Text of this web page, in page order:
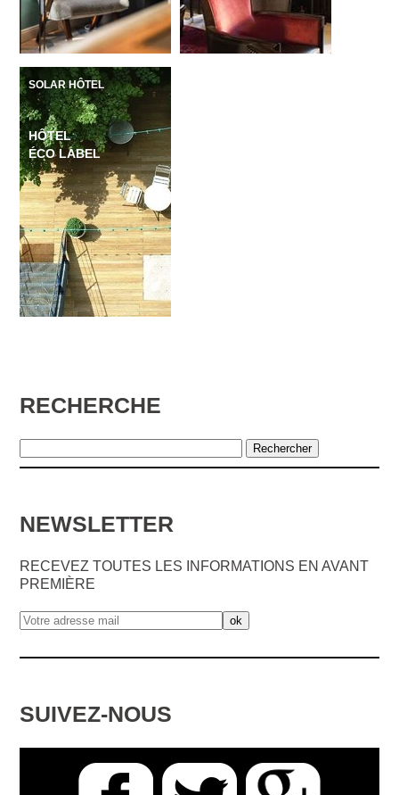
SOLAR HÔTEL
HÔTEL
ÉCO LABEL
RECHERCHE
NEWSLETTER
RECEVEZ TOUTES LES INFORMATIONS EN AVANT
PREMIÈRE
SUIVEZ-NOUS